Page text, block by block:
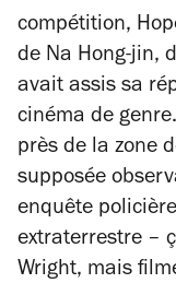
compétition,
de Na Hong-jin,
avait assis sa
cinéma de
près de la zone
supposée
enquête
extraterrestre –
Wright, mais